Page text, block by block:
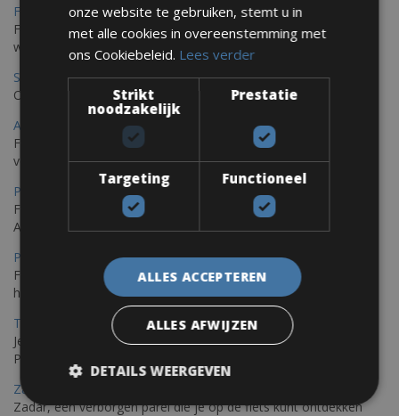
Frejus Fietsverhuur
Fréjus en Saint-Raphaël liggen aan de Middellandse Zee en
worden omringd door het Massif de l'Esterel
Saint Raphael Fietsverhuur
Ontdek Saint Raphael, gelegen in het prachtige Var op uw fiets
Ajaccio Fietsverhuur
Fietsen in Ajaccio, gelegen op het eiland Corsica, biedt een
verscheidenheid aan routes
Porec Fietsverhuur
Fiets over sfeervolle routes die zich uitstrekken langs de
Adriatische kust en het weelderige Istrische platteland.
Pula Fietsverhuur
Fietsen langs de Istrische kust is de ideale fietstocht voor wie
houdt van de Mediterrane zon.
Trieste-Pula Fietsverhuur
Je kunt een fiets huren met levering in Triëst en de fiets later in
Pula of elders in Istrië achterlaten.
Zadar Fietsverhuur
Zadar, een verborgen parel die je op de fiets kunt ontdekken
onze website te gebruiken, stemt u in
met alle cookies in overeenstemming met
ons Cookiebeleid. Lees verder
Strikt
noodzakelijk
Prestatie
Targeting Functioneel
ALLES ACCEPTEREN
ALLES AFWIJZEN
DETAILS WEERGEVEN